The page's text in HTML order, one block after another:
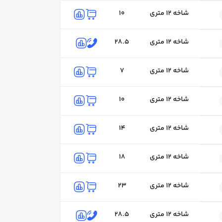
کارشناس فروش
شاخه ۱۲ متری 10
شاخه ۱۲ متری 28.5
شاخه ۱۲ متری 7
شاخه ۱۲ متری 10
شاخه ۱۲ متری 14
شاخه ۱۲ متری 18
شاخه ۱۲ متری 23
شاخه ۱۲ متری 28.5